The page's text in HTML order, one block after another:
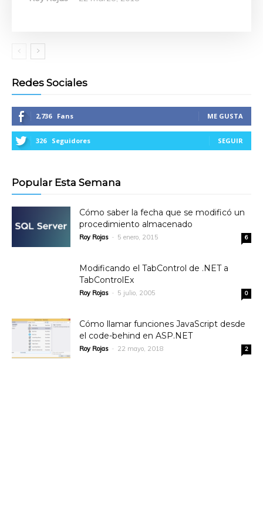
Redes Sociales
2,736 Fans ME GUSTA
326 Seguidores SEGUIR
Popular Esta Semana
Cómo saber la fecha que se modificó un
procedimiento almacenado
Roy Rojas - 5 enero, 2015 6
Modificando el TabControl de .NET a
TabControlEx
Roy Rojas - 5 julio, 2005 0
Cómo llamar funciones JavaScript desde
el code-behind en ASP.NET
Roy Rojas - 22 mayo, 2018 2